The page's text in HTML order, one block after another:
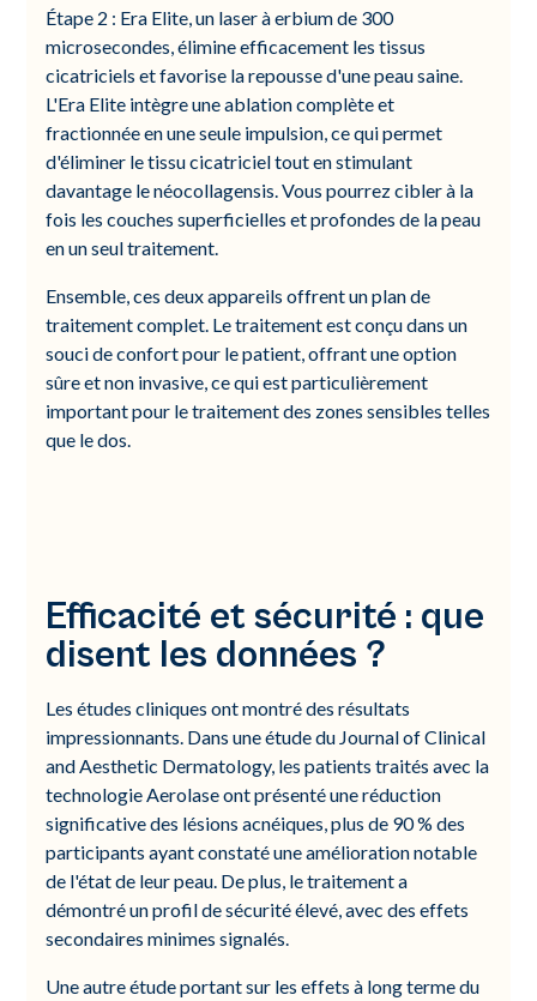
Étape 2 : Era Elite, un laser à erbium de 300
microsecondes, élimine efficacement les tissus
cicatriciels et favorise la repousse d'une peau saine.
L'Era Elite intègre une ablation complète et
fractionnée en une seule impulsion, ce qui permet
d'éliminer le tissu cicatriciel tout en stimulant
davantage le néocollagensis. Vous pourrez cibler à la
fois les couches superficielles et profondes de la peau
en un seul traitement.
Ensemble, ces deux appareils offrent un plan de
traitement complet. Le traitement est conçu dans un
souci de confort pour le patient, offrant une option
sûre et non invasive, ce qui est particulièrement
important pour le traitement des zones sensibles telles
que le dos.
Efficacité et sécurité : que
disent les données ?
Les études cliniques ont montré des résultats
impressionnants. Dans une étude du Journal of Clinical
and Aesthetic Dermatology, les patients traités avec la
technologie Aerolase ont présenté une réduction
significative des lésions acnéiques, plus de 90 % des
participants ayant constaté une amélioration notable
de l'état de leur peau. De plus, le traitement a
démontré un profil de sécurité élevé, avec des effets
secondaires minimes signalés.
Une autre étude portant sur les effets à long terme du